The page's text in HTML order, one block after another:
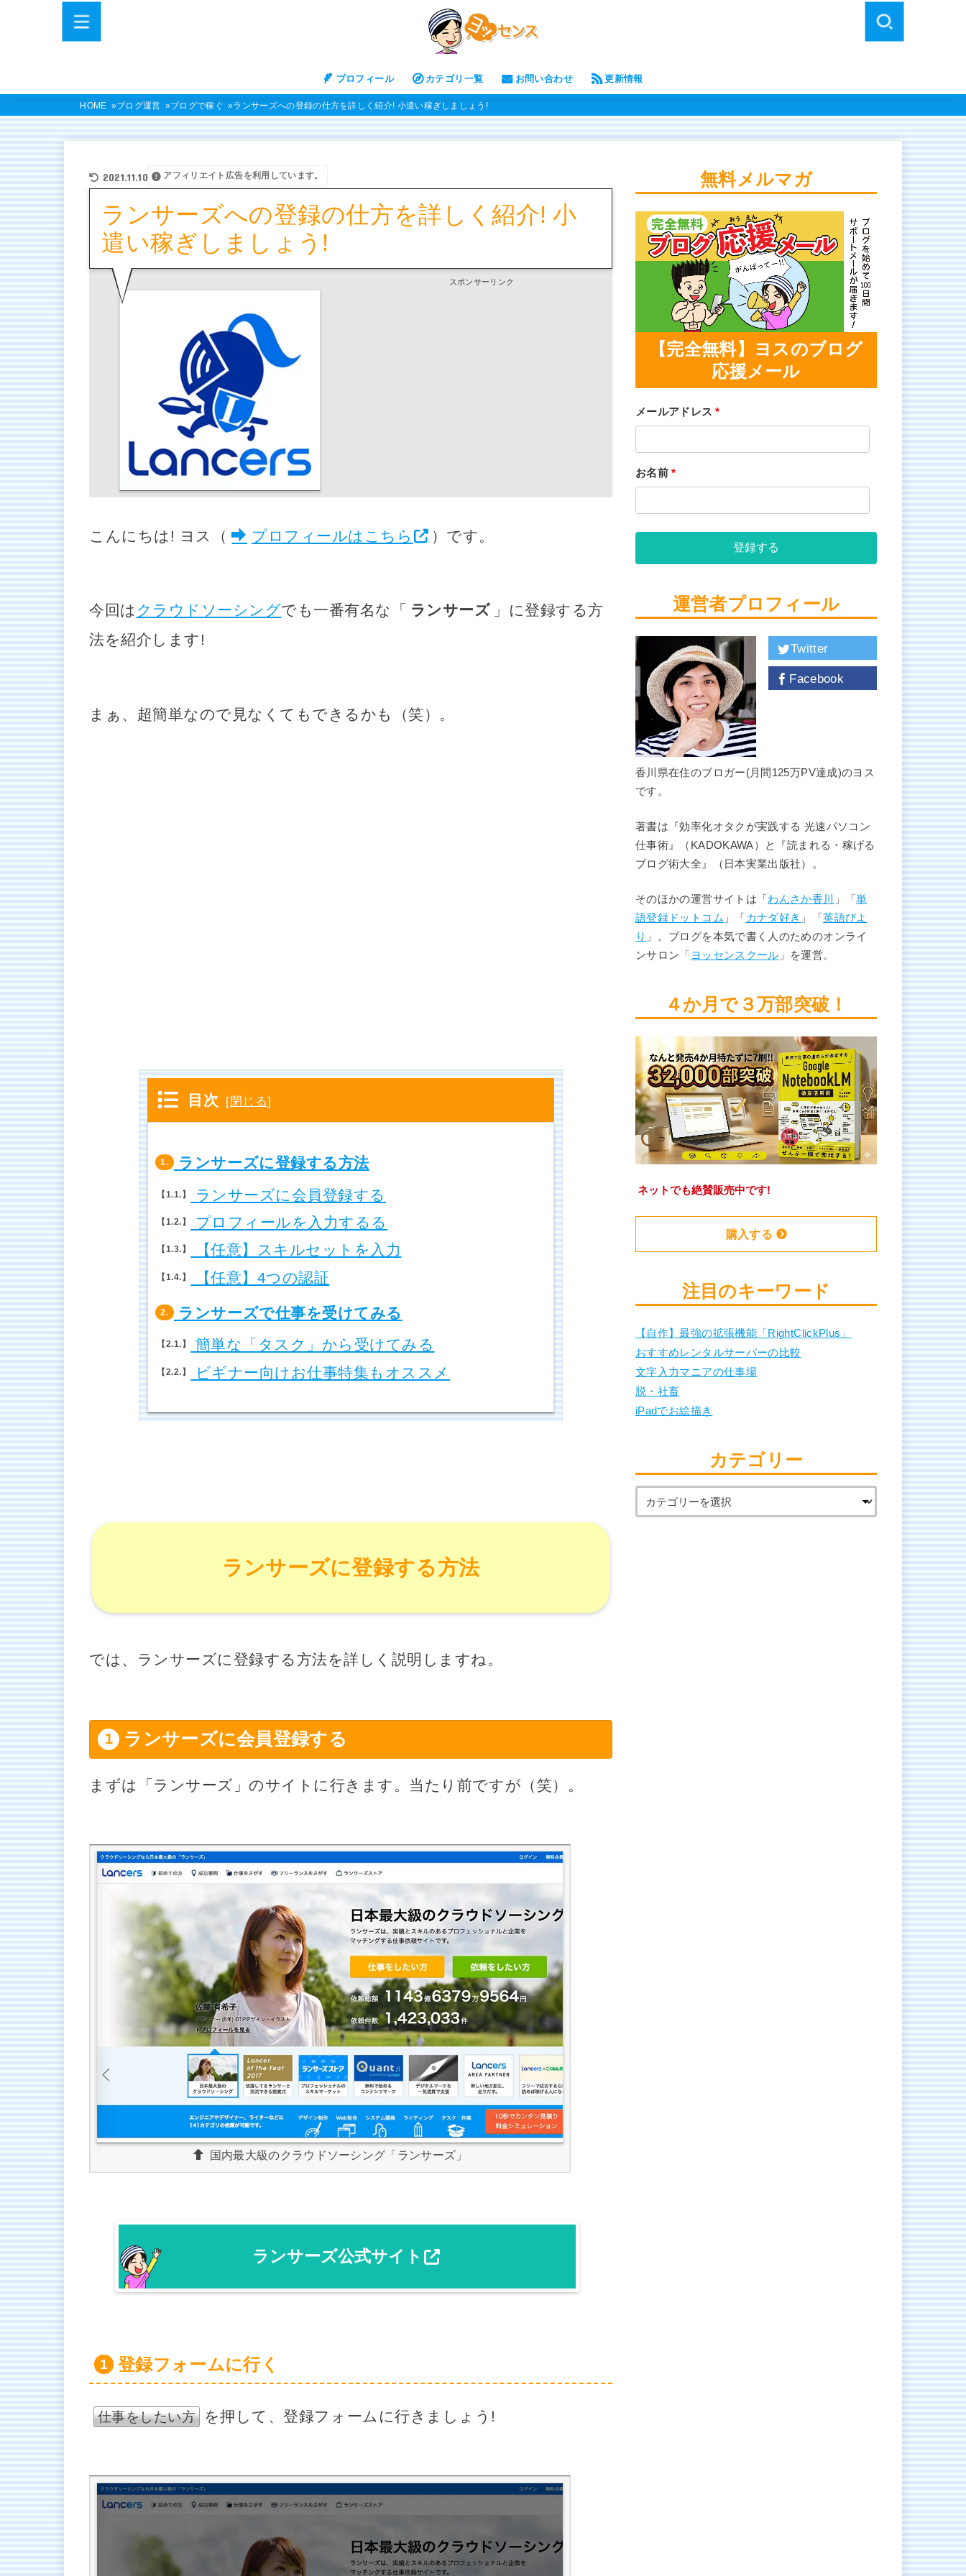
プロフィール カテゴリ一覧 お問い合わせ 更新情報
HOME ブログ運営 ブログで稼ぐ ランサーズへの登録の仕方を詳しく紹介! 小遣い稼ぎしましょう!
2021.11.10 アフィリエイト広告を利用しています。
ランサーズへの登録の仕方を詳しく紹介! 小
遣い稼ぎしましょう!
スポンサーリンク
こんにちは! ヨス（ プロフィールはこちら ）です。
今回は クラウドソーシングでも一番有名な「 ランサーズ 」に登録する方
法を紹介します!
まぁ、超簡単なので見なくてもできるかも（笑）。
目次 [閉じる]
1. ランサーズに登録する方法
1.1. ランサーズに会員登録する
1.2. プロフィールを入力するる
1.3. 【任意】スキルセットを入力
1.4. 【任意】4つの認証
2. ランサーズで仕事を受けてみる
2.1. 簡単な「タスク」から受けてみる
2.2. ビギナー向けお仕事特集もオススメ
ランサーズに登録する方法
では、ランサーズに登録する方法を詳しく説明しますね。
ランサーズに会員登録する
まずは「ランサーズ」のサイトに行きます。当たり前ですが（笑）。
国内最大級のクラウドソーシング「ランサーズ」
ランサーズ公式サイト
登録フォームに行く
仕事をしたい方 を押して、登録フォームに行きましょう!
無料メルマガ
【完全無料】ヨスのブログ
応援メール
メールアドレス*
お名前*
登録する
運営者プロフィール
Twitter
Facebook
香川県在住のブロガー(月間125万PV達成)のヨス
です。
著書は『効率化オタクが実践する 光速パソコン
仕事術』（KADOKAWA）と『読まれる・稼げる
ブログ術大全』（日本実業出版社）。
そのほかの運営サイトは「わんさか香川 」「単
語登録ドットコム 」「 カナダ好き 」「英語びよ
り 」。ブログを本気で書く人のためのオンライ
ンサロン「 ヨッセンスクール 」を運営。
４か月で３万部突破！
ネットでも絶賛販売中です!
購入する
注目のキーワード
【自作】最強の拡張機能「RightClickPlus」
おすすめレンタルサーバーの比較
文字入力マニアの仕事場
脱・社畜
iPadでお絵描き
カテゴリー